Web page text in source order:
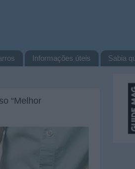
Informações úteis Sabia
“Melhor